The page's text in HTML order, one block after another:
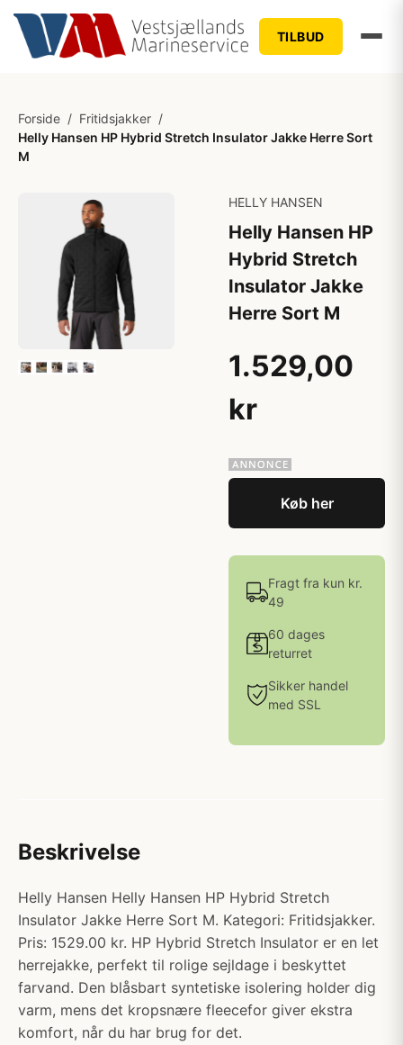
TILBUD
Forside / Fritidsjakker /
Helly Hansen HP Hybrid Stretch Insulator Jakke Herre Sort
M
HELLY HANSEN
Helly Hansen HP
Hybrid Stretch
Insulator Jakke
Herre Sort M
1.529,00
kr
Køb her
Fragt fra kun kr.
49
60 dages
returret
Sikker handel
med SSL
Beskrivelse
Helly Hansen Helly Hansen HP Hybrid Stretch
Insulator Jakke Herre Sort M. Kategori: Fritidsjakker.
Pris: 1529.00 kr. HP Hybrid Stretch Insulator er en let
herrejakke, perfekt til rolige sejldage i beskyttet
farvand. Den blåsbart syntetiske isolering holder dig
varm, mens det kropsnære fleecefor giver ekstra
komfort, når du har brug for det.